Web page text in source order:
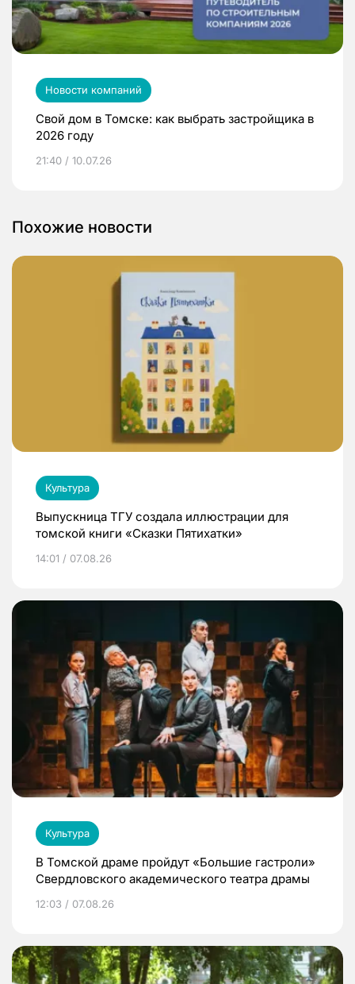
Новости компаний
Свой дом в Томске: как выбрать застройщика в
2026 году
21:40 / 10.07.26
Похожие новости
Культура
Выпускница ТГУ создала иллюстрации для
томской книги «Сказки Пятихатки»
14:01 / 07.08.26
Культура
В Томской драме пройдут «Большие гастроли»
Свердловского академического театра драмы
12:03 / 07.08.26